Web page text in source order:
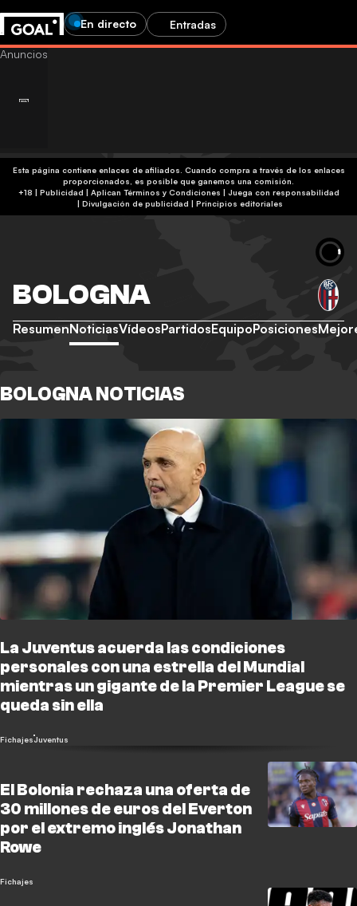
En directo Entradas
Esta página contiene enlaces de afiliados. Cuando compra a través de los enlaces
proporcionados, es posible que ganemos una comisión.
+18 | Publicidad | Aplican Términos y Condiciones | Juega con responsabilidad
| Divulgación de publicidad | Principios editoriales
BOLOGNA
ResumenNoticiasVídeosPartidosEquipoPosiciones
BOLOGNA NOTICIAS
La Juventus acuerda las condiciones
personales con una estrella del Mundial
mientras un gigante de la Premier League se
queda sin ella
FichajesJuventus
El Bolonia rechaza una oferta de
30 millones de euros del Everton
por el extremo inglés Jonathan
Rowe
Fichajes